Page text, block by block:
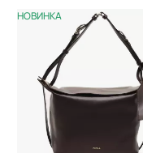
НОВИНКА